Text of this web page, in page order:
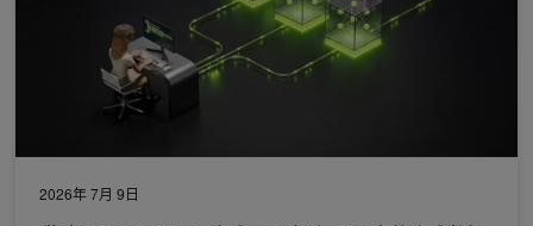
2026年 7月 9日